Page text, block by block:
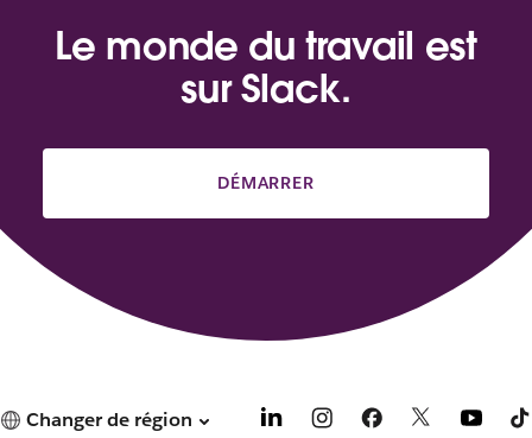
Le monde du travail est
sur Slack.
DÉMARRER
Changer de région